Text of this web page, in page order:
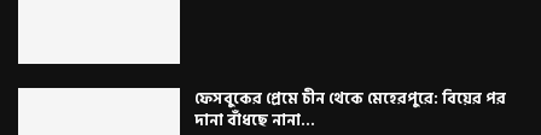
ফেসবুকের প্রেমে চীন থেকে মেহেরপুরে: বিয়ের পর
দানা বাঁধছে নানা...